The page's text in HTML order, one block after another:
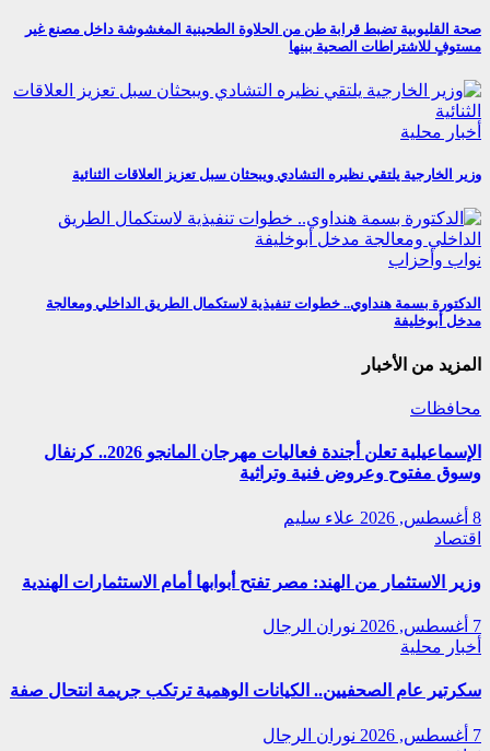
صحة القليوبية تضبط قرابة طن من الحلاوة الطحينية المغشوشة داخل مصنع غير
مستوفٍ للاشتراطات الصحية ببنها
أخبار محلية
وزير الخارجية يلتقي نظيره التشادي ويبحثان سبل تعزيز العلاقات الثنائية
نواب وأحزاب
الدكتورة بسمة هنداوي.. خطوات تنفيذية لاستكمال الطريق الداخلي ومعالجة
مدخل أبوخليفة
المزيد من الأخبار
محافظات
الإسماعيلية تعلن أجندة فعاليات مهرجان المانجو 2026.. كرنفال
وسوق مفتوح وعروض فنية وتراثية
8 أغسطس, 2026
علاء سليم
اقتصاد
وزير الاستثمار من الهند: مصر تفتح أبوابها أمام الاستثمارات الهندية
7 أغسطس, 2026
نوران الرجال
أخبار محلية
سكرتير عام الصحفيين.. الكيانات الوهمية ترتكب جريمة انتحال صفة
7 أغسطس, 2026
نوران الرجال